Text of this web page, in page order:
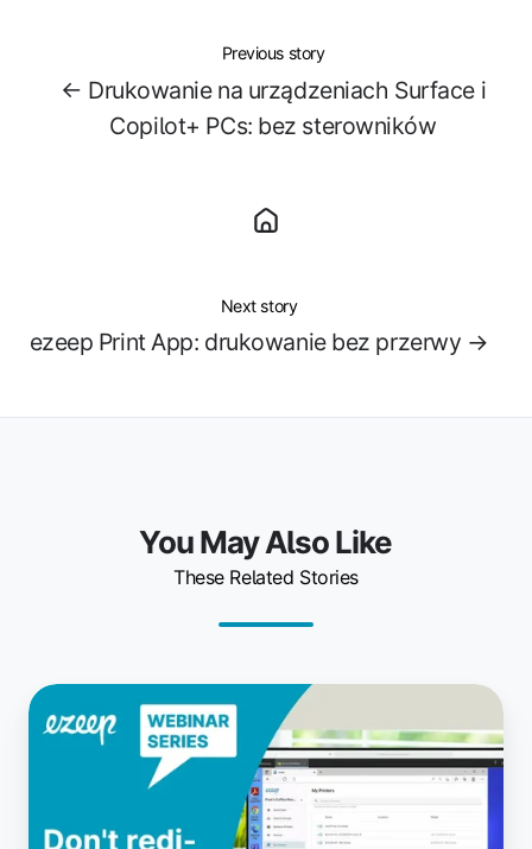
Previous story
← Drukowanie na urządzeniach Surface i
Copilot+ PCs: bez sterowników
Next story
ezeep Print App: drukowanie bez przerwy →
You May Also Like
These Related Stories
Drukowanie
w
przekierowywania,